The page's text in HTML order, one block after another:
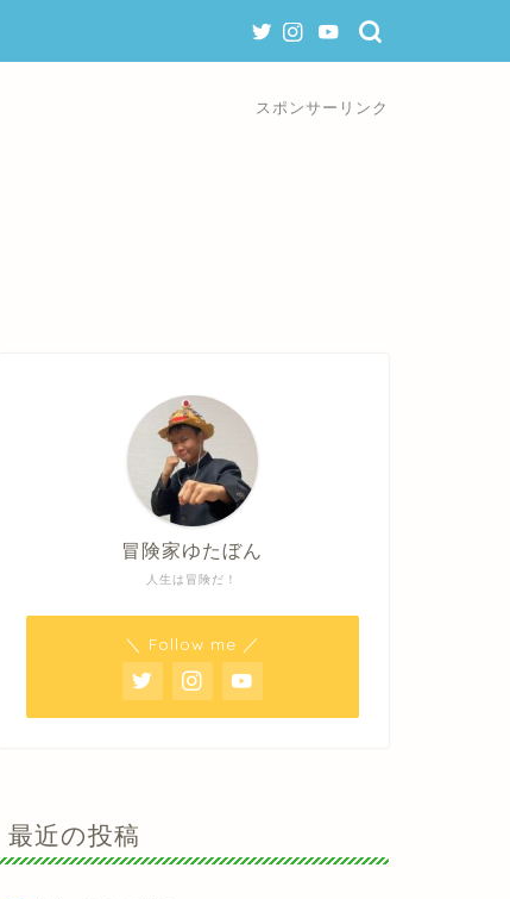
スポンサーリンク
人生は冒険だ！
冒険家ゆたぼん
＼ Follow me ／
最近の投稿